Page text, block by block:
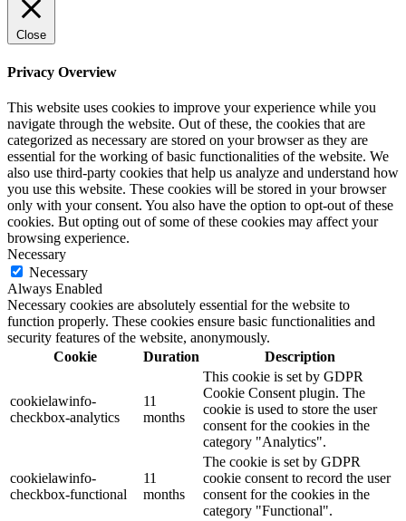
Close
Privacy Overview
This website uses cookies to improve your experience while you
navigate through the website. Out of these, the cookies that are
categorized as necessary are stored on your browser as they are
essential for the working of basic functionalities of the website. We
also use third-party cookies that help us analyze and understand how
you use this website. These cookies will be stored in your browser
only with your consent. You also have the option to opt-out of these
cookies. But opting out of some of these cookies may affect your
browsing experience.
Necessary
Necessary
Always Enabled
Necessary cookies are absolutely essential for the website to
function properly. These cookies ensure basic functionalities and
security features of the website, anonymously.
Cookie
Duration Description
cookielawinfo-
checkbox-analytics
11
months
This cookie is set by GDPR
Cookie Consent plugin. The
cookie is used to store the user
consent for the cookies in the
category "Analytics".
cookielawinfo-
checkbox-functional
11
months
The cookie is set by GDPR
cookie consent to record the user
consent for the cookies in the
category "Functional".